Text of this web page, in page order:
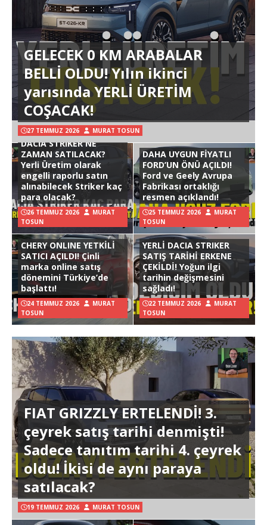
GELECEK 0 KM ARABALAR
BELLİ OLDU! Yılın ikinci
yarısında YERLİ ÜRETİM
COŞACAK!
27 TEMMUZ 2026 MURAT TOSUN
DACIA STRIKER NE
ZAMAN SATILACAK?
Yerli Üretim olarak
engelli raporlu satın
alınabilecek Striker kaç
para olacak?
26 TEMMUZ 2026
MURAT
TOSUN
DAHA UYGUN FİYATLI
FORD’UN ÖNÜ AÇILDI!
Ford ve Geely Avrupa
Fabrikası ortaklığı
resmen açıklandı!
25 TEMMUZ 2026
MURAT
TOSUN
CHERY ONLINE YETKİLİ
SATICI AÇILDI! Çinli
marka online satış
dönemini Türkiye’de
başlattı!
24 TEMMUZ 2026
MURAT
TOSUN
YERLİ DACIA STRIKER
SATIŞ TARİHİ ERKENE
ÇEKİLDİ! Yoğun ilgi
tarihin değişmesini
sağladı!
22 TEMMUZ 2026
MURAT
TOSUN
FIAT GRIZZLY ERTELENDİ! 3.
çeyrek satış tarihi denmişti!
Sadece tanıtım tarihi 4. çeyrek
oldu! İkisi de aynı paraya
satılacak?
19 TEMMUZ 2026 MURAT TOSUN